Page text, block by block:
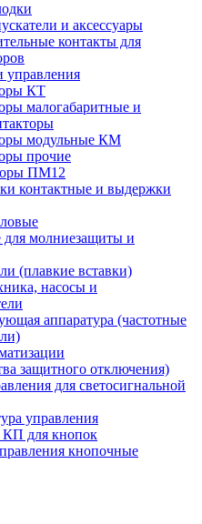
и аксессуары
контакты для
управления
КТ
малогабаритные и
модульные КМ
прочие
ПМ12
контактные и выдержки
для молниезащиты и
(плавкие вставки)
насосы и
аппаратура (частотные
защитного отключения)
для светосигнальной
управления
КП для кнопок
кнопочные